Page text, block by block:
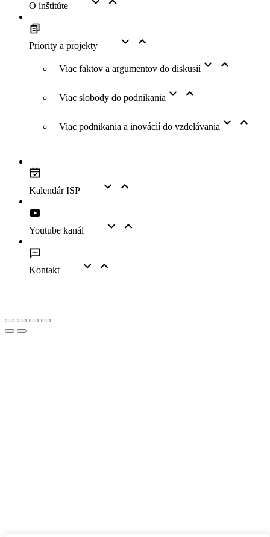
O inštitúte
Priority a projekty
Viac faktov a argumentov do diskusií
Viac slobody do podnikania
Viac podnikania a inovácií do vzdelávania
Kalendár ISP
Youtube kanál
Kontakt